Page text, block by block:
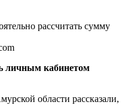
личным кабинетом
области рассказали,